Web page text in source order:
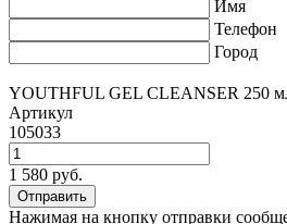
Имя
Телефон
Город
YOUTHFUL GEL CLEANSER 250
Артикул
105033
1 580 руб.
Нажимая на кнопку отправки